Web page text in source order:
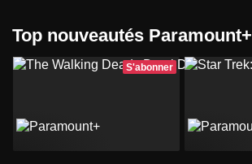
Top nouveautés Paramount+
S'abonner